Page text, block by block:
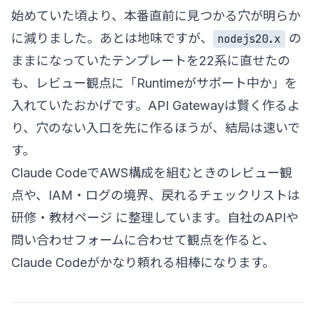
始めていた頃より、本番直前に見つかる穴が明らか
に減りました。あとは地味ですが、
nodejs20.x
の
ままになっていたテンプレートを22系に直せたの
も、レビュー観点に「Runtimeがサポート中か」を
入れていたおかげです。API Gatewayは賢く作るよ
り、穴のない入口を先に作るほうが、結局は速いで
す。
Claude CodeでAWS構成を組むときのレビュー観
点や、IAM・ログの境界、戻れるチェックリストは
研修・教材ページ に整理しています。自社のAPIや
問い合わせフォームに合わせて観点を作ると、
Claude Codeがかなり頼れる相棒になります。